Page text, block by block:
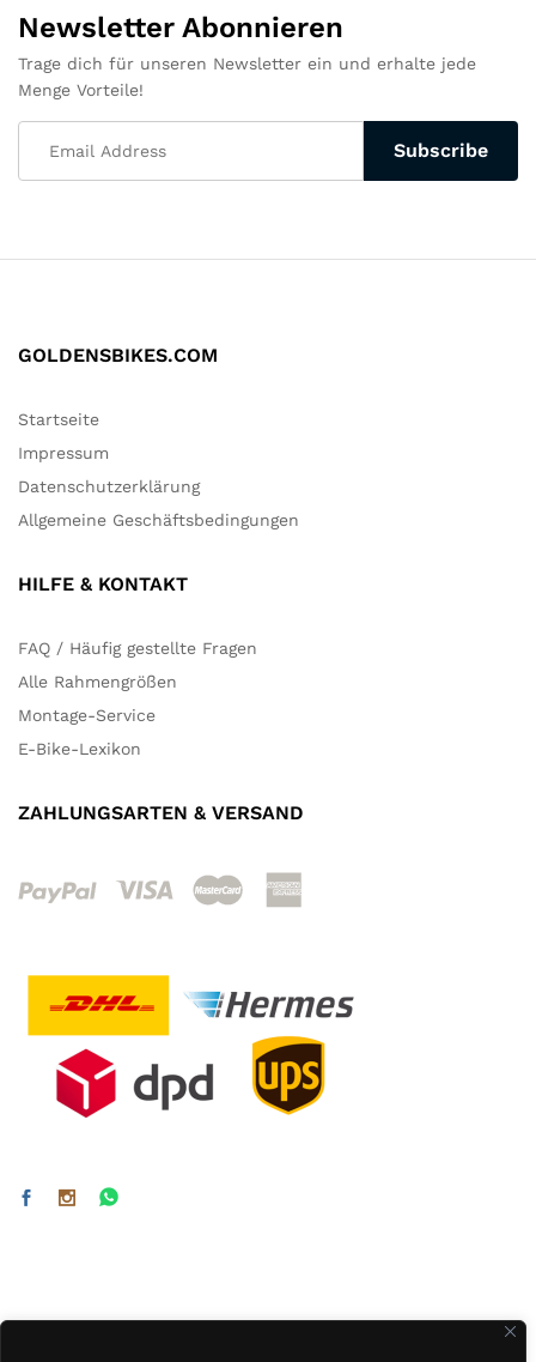
Newsletter Abonnieren
Trage dich für unseren Newsletter ein und erhalte jede
Menge Vorteile!
GOLDENSBIKES.COM
Startseite
Impressum
Datenschutzerklärung
Allgemeine Geschäftsbedingungen
HILFE & KONTAKT
FAQ / Häufig gestellte Fragen
Alle Rahmengrößen
Montage-Service
E-Bike-Lexikon
ZAHLUNGSARTEN & VERSAND